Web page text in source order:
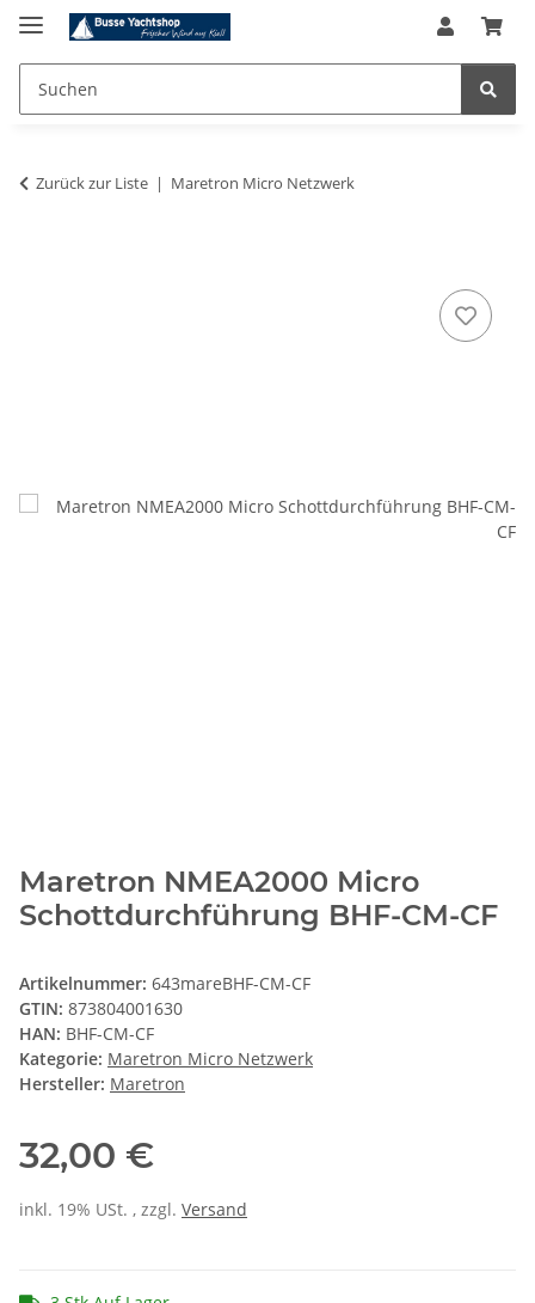
Zurück zur Liste Maretron Micro Netzwerk
Maretron NMEA2000 Micro
Schottdurchführung BHF-CM-CF
Artikelnummer: 643mareBHF-CM-CF
GTIN: 873804001630
HAN: BHF-CM-CF
Kategorie: Maretron Micro Netzwerk
Hersteller: Maretron
32,00 €
inkl. 19% USt. , zzgl. Versand